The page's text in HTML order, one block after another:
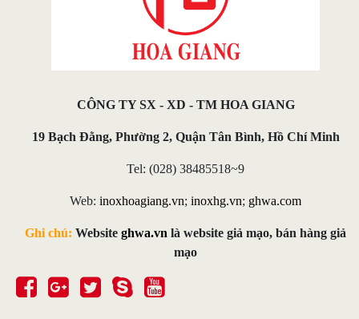
CÔNG TY SX - XD - TM HOA GIANG
19 Bạch Đằng, Phường 2, Quận Tân Bình, Hồ Chí Minh
Tel: (028) 38485518~9
Web: inoxhoagiang.vn; inoxhg.vn; ghwa.com
Ghi chú: Website ghwa.vn là website giả mạo, bán hàng giả
mạo